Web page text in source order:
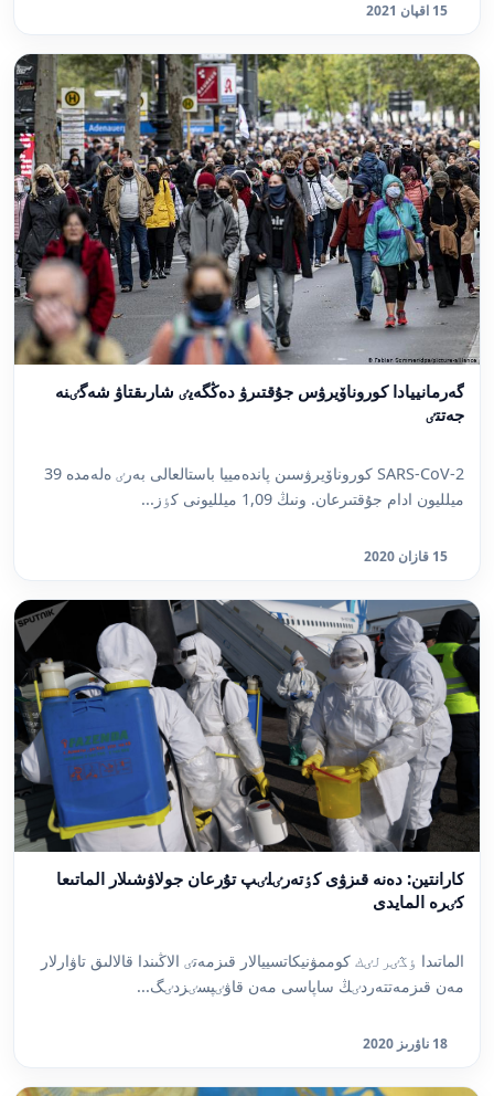
15 اقپان 2021
گەرمانييادا كوروناۆيرۋس جۇقتىرۋ دەڭگەيٸ شارىقتاۋ شەگٸنە
جەتتٸ
SARS-CoV-2 كوروناۆيرۋسىن پاندەمييا باستالعالى بەرٸ ەلەمدە 39
ميلليون ادام جۇقتىرعان. ونىڭ 1,09 ميلليونى كٶز...
15 قازان 2020
كارانتين: دەنە قىزۋى كٶتەرٸلٸپ تۇرعان جولاۋشىلار الماتىعا
كٸرە المايدى
الماتىدا ٶڭٸرلٸك كوممۋنيكاتسييالار قىزمەتٸ الاڭىندا قالالىق تاۋارلار
مەن قىزمەتتەردٸڭ ساپاسى مەن قاۋٸپسٸزدٸگ...
18 ناۋرىز 2020